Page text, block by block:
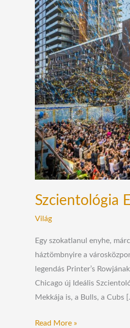
Szcientológia
Világ
Egy szokatlanul enyhe,
háztömbnyire a
legendás Printer’s
Chicago új Ideális
Mekkája is, a Bulls, a Cubs
nyílt
a
„széles
vállak
városában”
Read More »